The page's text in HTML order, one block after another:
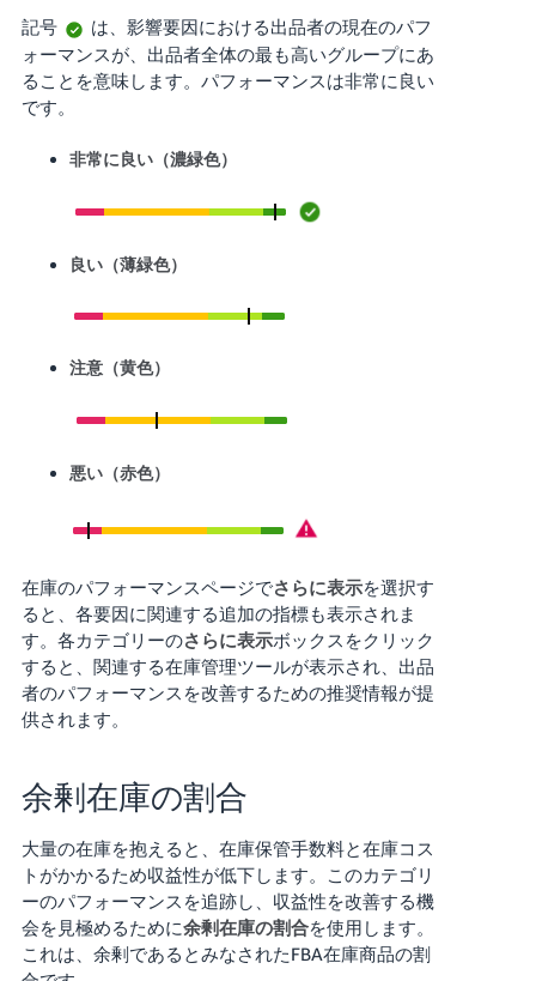
記号
は、影響要因における出品者の現在のパフ
ォーマンスが、出品者全体の最も高いグループにあ
ることを意味します。パフォーマンスは非常に良い
です。
非常に良い（濃緑色）
良い（薄緑色）
注意（黄色）
悪い（赤色）
在庫のパフォーマンスページでさらに表示を選択す
ると、各要因に関連する追加の指標も表示されま
す。 各カテゴリーのさらに表示ボックスをクリック
すると、関連する在庫管理ツールが表示され、出品
者のパフォーマンスを改善するための推奨情報が提
供されます。
余剰在庫の割合
大量の在庫を抱えると、在庫保管手数料と在庫コス
トがかかるため収益性が低下します。このカテゴリ
ーのパフォーマンスを追跡し、収益性を改善する機
会を見極めるために余剰在庫の割合を使用します。
これは、余剰であるとみなされたFBA在庫商品の割